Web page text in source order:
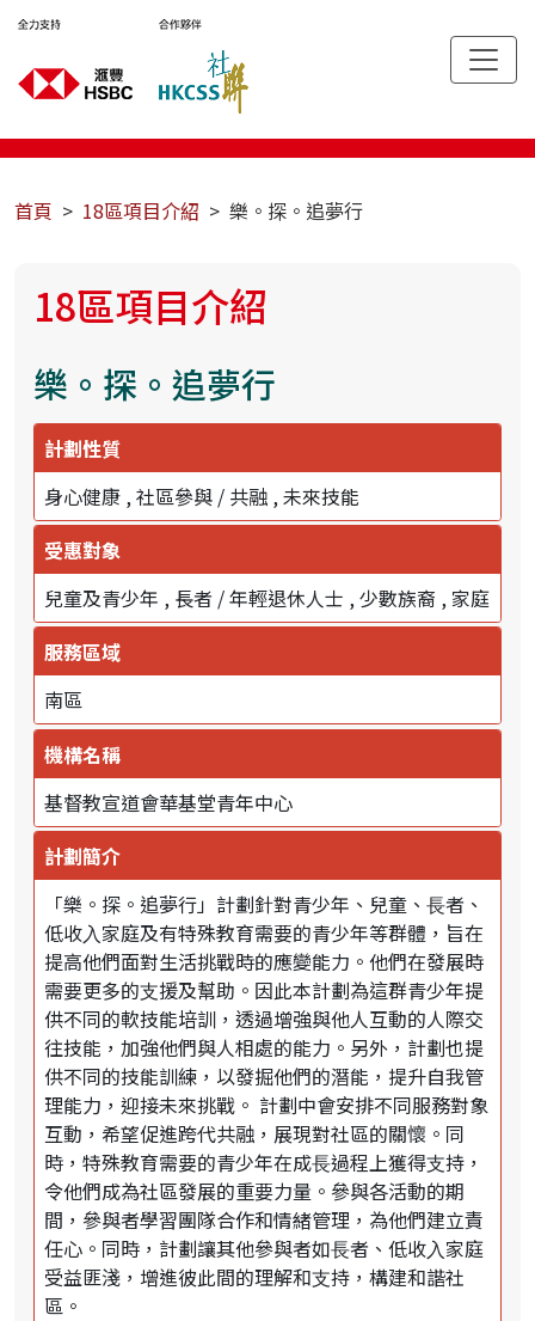
首頁 18區項目介紹 樂。探。追夢行
18區項目介紹
樂。探。追夢行
計劃性質
身心健康 社區參與 / 共融 未來技能
受惠對象
兒童及青少年
長者 / 年輕退休人士 少數族裔 家庭
服務區域
南區
機構名稱
基督教宣道會華基堂青年中心
計劃簡介
「樂。探。追夢⾏」計劃針對青少年、兒童、⻑者、
低收⼊家庭及有特殊教育需要的青少年等群體，旨在
提高他們面對生活挑戰時的應變能力。他們在發展時
需要更多的⽀援及幫助。因此本計劃為這群青少年提
供不同的軟技能培訓，透過增強與他⼈互動的⼈際交
往技能，加強他們與⼈相處的能⼒。另外，計劃也提
供不同的技能訓練，以發掘他們的潛能，提升⾃我管
理能⼒，迎接未來挑戰。 計劃中會安排不同服務對象
互動，希望促進跨代共融，展現對社區的關懷。同
時，特殊教育需要的青少年在成⻑過程上獲得⽀持，
令他們成為社區發展的重要⼒量。參與各活動的期
間，參與者學習團隊合作和情緒管理，為他們建立責
任心。同時，計劃讓其他參與者如⻑者、低收⼊家庭
受益匪淺，增進彼此間的理解和⽀持，構建和諧社
區。